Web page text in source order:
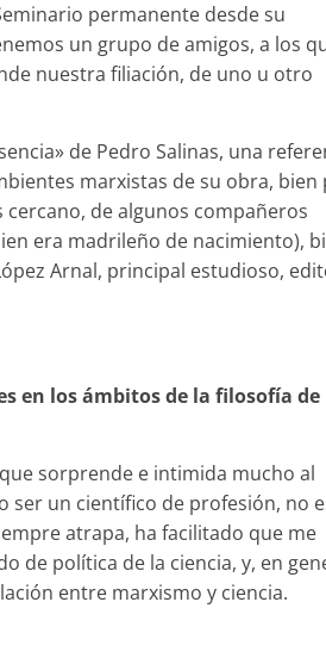
permanente desde su
un grupo de amigos, a los
nuestra filiación, de uno u otro
de Pedro Salinas, una
marxistas de su obra, bien
de algunos compañeros
era madrileño de nacimiento),
Arnal, principal estudioso,
en los ámbitos de la filosofía de
sorprende e intimida mucho al
ser un científico de profesión, no
atrapa, ha facilitado que me
de política de la ciencia, y, en
entre marxismo y ciencia.